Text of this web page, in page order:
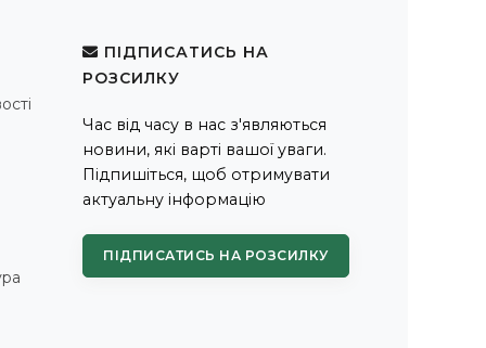
ПІДПИСАТИСЬ НА
РОЗСИЛКУ
Час від часу в нас з'являються
новини, які варті вашої уваги.
Підпишіться, щоб отримувати
актуальну інформацію
ПІДПИСАТИСЬ НА РОЗСИЛКУ